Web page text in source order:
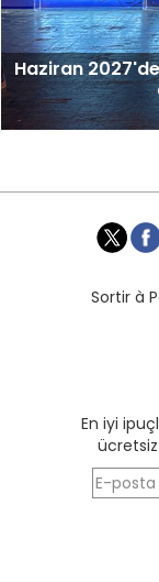
Haziran
Sortir à
En iyi
ücretsiz